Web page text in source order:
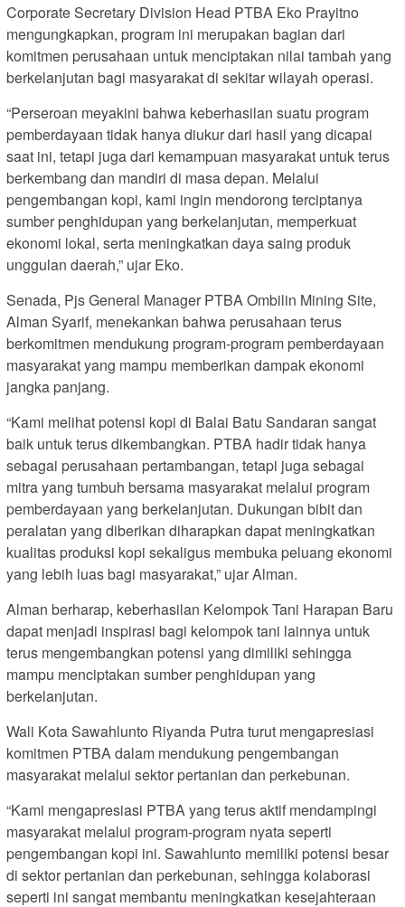
Corporate Secretary Division Head PTBA Eko Prayitno
mengungkapkan, program ini merupakan bagian dari
komitmen perusahaan untuk menciptakan nilai tambah yang
berkelanjutan bagi masyarakat di sekitar wilayah operasi.
“Perseroan meyakini bahwa keberhasilan suatu program
pemberdayaan tidak hanya diukur dari hasil yang dicapai
saat ini, tetapi juga dari kemampuan masyarakat untuk terus
berkembang dan mandiri di masa depan. Melalui
pengembangan kopi, kami ingin mendorong terciptanya
sumber penghidupan yang berkelanjutan, memperkuat
ekonomi lokal, serta meningkatkan daya saing produk
unggulan daerah,” ujar Eko.
Senada, Pjs General Manager PTBA Ombilin Mining Site,
Alman Syarif, menekankan bahwa perusahaan terus
berkomitmen mendukung program-program pemberdayaan
masyarakat yang mampu memberikan dampak ekonomi
jangka panjang.
“Kami melihat potensi kopi di Balai Batu Sandaran sangat
baik untuk terus dikembangkan. PTBA hadir tidak hanya
sebagai perusahaan pertambangan, tetapi juga sebagai
mitra yang tumbuh bersama masyarakat melalui program
pemberdayaan yang berkelanjutan. Dukungan bibit dan
peralatan yang diberikan diharapkan dapat meningkatkan
kualitas produksi kopi sekaligus membuka peluang ekonomi
yang lebih luas bagi masyarakat,” ujar Alman.
Alman berharap, keberhasilan Kelompok Tani Harapan Baru
dapat menjadi inspirasi bagi kelompok tani lainnya untuk
terus mengembangkan potensi yang dimiliki sehingga
mampu menciptakan sumber penghidupan yang
berkelanjutan.
Wali Kota Sawahlunto Riyanda Putra turut mengapresiasi
komitmen PTBA dalam mendukung pengembangan
masyarakat melalui sektor pertanian dan perkebunan.
“Kami mengapresiasi PTBA yang terus aktif mendampingi
masyarakat melalui program-program nyata seperti
pengembangan kopi ini. Sawahlunto memiliki potensi besar
di sektor pertanian dan perkebunan, sehingga kolaborasi
seperti ini sangat membantu meningkatkan kesejahteraan